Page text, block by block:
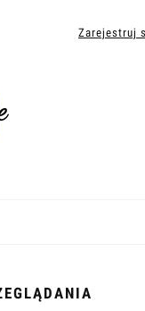
Zarejestruj